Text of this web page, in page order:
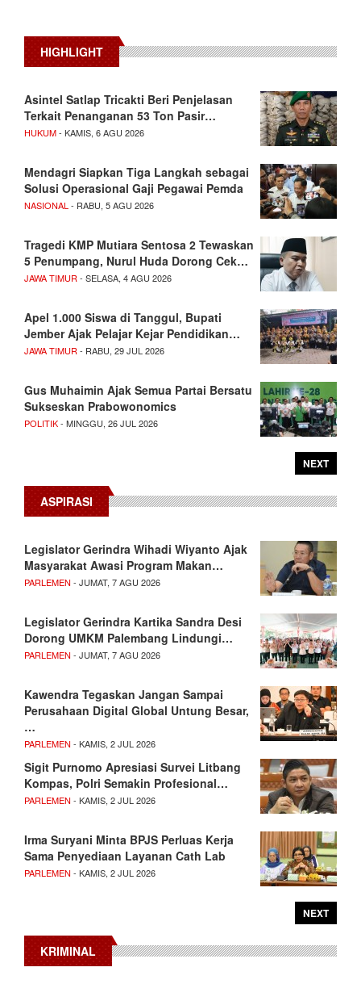
HIGHLIGHT
Asintel Satlap Tricakti Beri Penjelasan
Terkait Penanganan 53 Ton Pasir…
HUKUM- KAMIS, 6 AGU 2026
Mendagri Siapkan Tiga Langkah sebagai
Solusi Operasional Gaji Pegawai Pemda
NASIONAL - RABU, 5 AGU 2026
Tragedi KMP Mutiara Sentosa 2 Tewaskan
5 Penumpang, Nurul Huda Dorong Cek…
JAWA TIMUR - SELASA, 4 AGU 2026
Apel 1.000 Siswa di Tanggul, Bupati
Jember Ajak Pelajar Kejar Pendidikan…
JAWA TIMUR - RABU, 29 JUL 2026
Gus Muhaimin Ajak Semua Partai Bersatu
Sukseskan Prabowonomics
POLITIK- MINGGU, 26 JUL 2026
NEXT
ASPIRASI
Legislator Gerindra Wihadi Wiyanto Ajak
Masyarakat Awasi Program Makan…
PARLEMEN - JUMAT, 7 AGU 2026
Legislator Gerindra Kartika Sandra Desi
Dorong UMKM Palembang Lindungi…
PARLEMEN - JUMAT, 7 AGU 2026
Kawendra Tegaskan Jangan Sampai
Perusahaan Digital Global Untung Besar,
…
PARLEMEN - KAMIS, 2 JUL 2026
Sigit Purnomo Apresiasi Survei Litbang
Kompas, Polri Semakin Profesional…
PARLEMEN - KAMIS, 2 JUL 2026
Irma Suryani Minta BPJS Perluas Kerja
Sama Penyediaan Layanan Cath Lab
PARLEMEN - KAMIS, 2 JUL 2026
NEXT
KRIMINAL